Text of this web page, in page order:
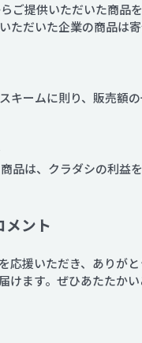
ご提供いただいた商
ただいた企業の商品は
ームに則り、販売額
品は、クラダシの利益
ント
応援いただき、ありが
ます。ぜひあたたか